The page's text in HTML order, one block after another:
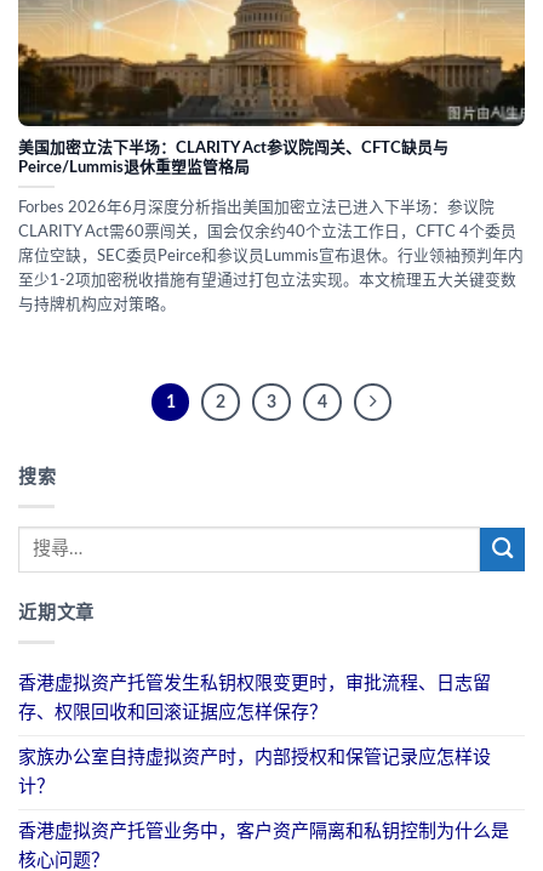
搜索
近期文章
香港虚拟资产托管发生私钥权限变更时，审批流程、日志留
存、权限回收和回滚证据应怎样保存？
家族办公室自持虚拟资产时，内部授权和保管记录应怎样设
计？
香港虚拟资产托管业务中，客户资产隔离和私钥控制为什么是
核心问题？
美国加密立法下半场：CLARITY Act参议院闯关、CFTC缺员与
Peirce/Lummis退休重塑监管格局
Forbes 2026年6月深度分析指出美国加密立法已进入下半场：参议院
CLARITY Act需60票闯关，国会仅余约40个立法工作日，CFTC 4个委员
席位空缺，SEC委员Peirce和参议员Lummis宣布退休。行业领袖预判年内
至少1-2项加密税收措施有望通过打包立法实现。本文梳理五大关键变数
与持牌机构应对策略。
1 2 3 4